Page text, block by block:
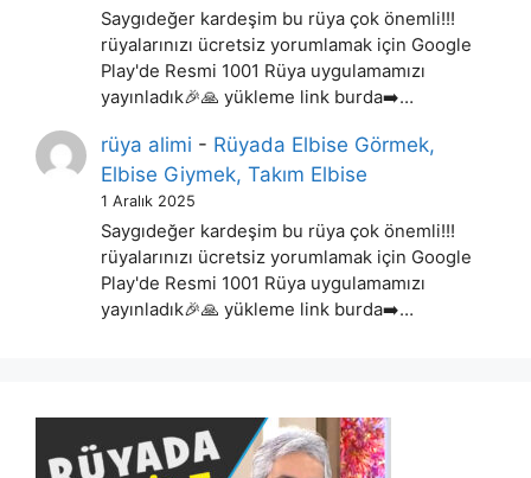
Saygıdeğer kardeşim bu rüya çok önemli!!!
rüyalarınızı ücretsiz yorumlamak için Google
Play'de Resmi 1001 Rüya uygulamamızı
yayınladık🎉🙏 yükleme link burda➡️…
rüya alimi - Rüyada Elbise Görmek,
Elbise Giymek, Takım Elbise
1 Aralık 2025
Saygıdeğer kardeşim bu rüya çok önemli!!!
rüyalarınızı ücretsiz yorumlamak için Google
Play'de Resmi 1001 Rüya uygulamamızı
yayınladık🎉🙏 yükleme link burda➡️…